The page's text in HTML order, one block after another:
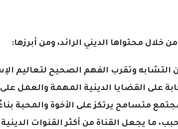
محتواها الديني الرائد، ومن أبرزها:
التشابه وتقرب الفهم الصحيح لتعاليم
على القضايا الدينية المهمة والعمل
متسامح يرتكز على الأخوة والمحبة
ما يجعل القناة من أكثر القنوات